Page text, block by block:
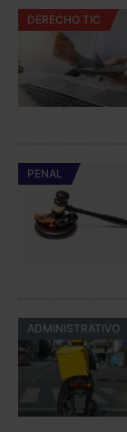
DERECHO TIC
PENAL
ADMINISTRATIVO